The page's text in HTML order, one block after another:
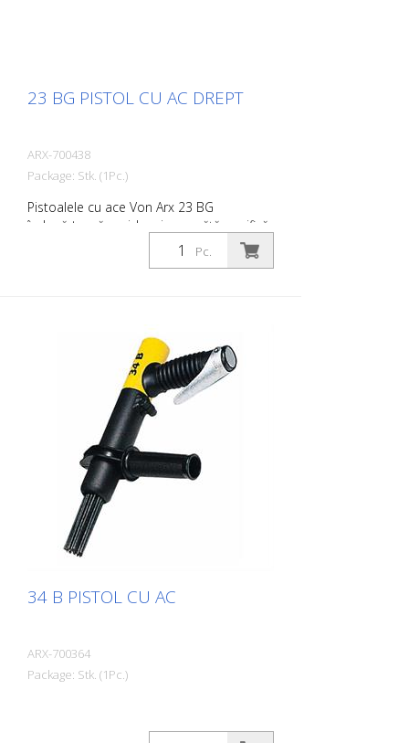
23 BG PISTOL CU AC DREPT
ARX-700438
Package: Stk. (1Pc.)
Pistoalele cu ace Von Arx 23 BG
îndepărtează rapid rugina, curăță, purifică
și asprește. În esență, acestea netezesc
suprafețele inegale. Deoarece acele se
fiecare aplicație. Cu ace de 2, 3 sau 4
mm, în funcție de necesități. Greutate: 2,0
kg (4,4 lbs) Tare: 2,5 kg (5,5 lbs) Consum
de aer: 100 L/min (3,5 cfm) Ace ø 3mm: 19
buc. Presiune aer: max. 7 bar (100 psi)
Racord: G 3/8 '' Nivel de zgomot: 101 dB
Pc.
34 B PISTOL CU AC
ARX-700364
Package: Stk. (1Pc.)